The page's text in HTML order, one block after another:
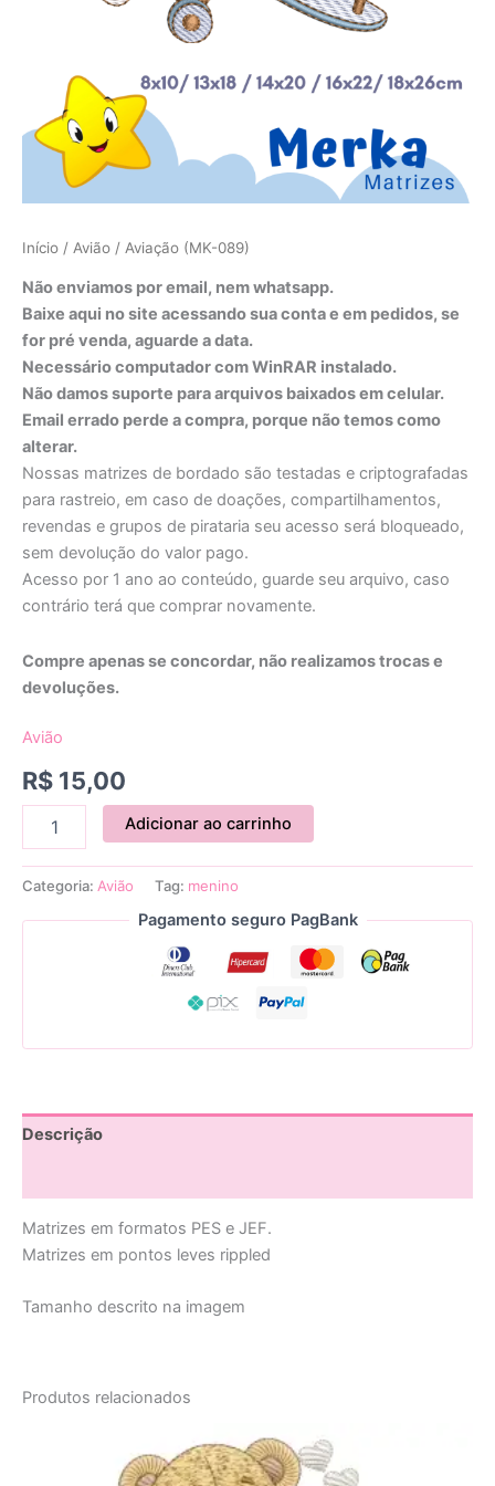
Início / Avião / Aviação (MK-089)
Não enviamos por email, nem whatsapp.
Baixe aqui no site acessando sua conta e em pedidos, se
for pré venda, aguarde a data.
Necessário computador com WinRAR instalado.
Não damos suporte para arquivos baixados em celular.
Email errado perde a compra, porque não temos como
alterar.
Nossas matrizes de bordado são testadas e criptografadas
para rastreio, em caso de doações, compartilhamentos,
revendas e grupos de pirataria seu acesso será bloqueado,
sem devolução do valor pago.
Acesso por 1 ano ao conteúdo, guarde seu arquivo, caso
contrário terá que comprar novamente.
Compre apenas se concordar, não realizamos trocas e
devoluções.
Avião
R$ 15,00
Adicionar ao carrinho
Categoria: Avião Tag: menino
Pagamento seguro PagBank
Descrição
Matrizes em formatos PES e JEF.
Matrizes em pontos leves rippled
Tamanho descrito na imagem
Produtos relacionados